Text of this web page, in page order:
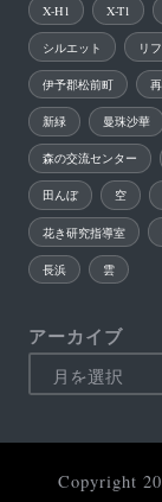
X-H1 X-T1
シルエット リ
伊予郡松前町
新緑 曼珠沙華
森の交流センター
田んぼ 空
花き研究指導室
長浜 雲
アーカイブ
Copyright